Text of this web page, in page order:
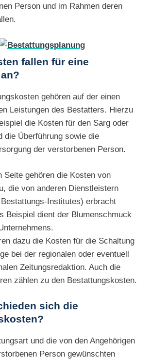
Person und im Rahmen deren
fallen für eine
gehören auf der einen
Leistungen des Bestatters. Hierzu
die Kosten für den Sarg oder
die Überführung sowie die
der verstorbenen Person.
Seite gehören die Kosten von
die von anderen Dienstleistern
Institutes) erbracht
Beispiel dient der Blumenschmuck
dazu die Kosten für die Schaltung
bei der regionalen oder eventuell
Zeitungsredaktion. Auch die
zählen zu den Bestattungskosten.
sich die
und die von den Angehörigen
Person gewünschten